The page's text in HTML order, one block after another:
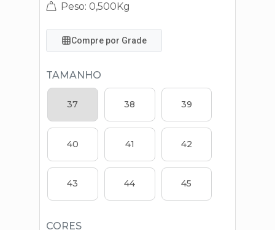
Peso: 0,500Kg
Compre por Grade
TAMANHO
37 38 39
40 41 42
43 44 45
CORES